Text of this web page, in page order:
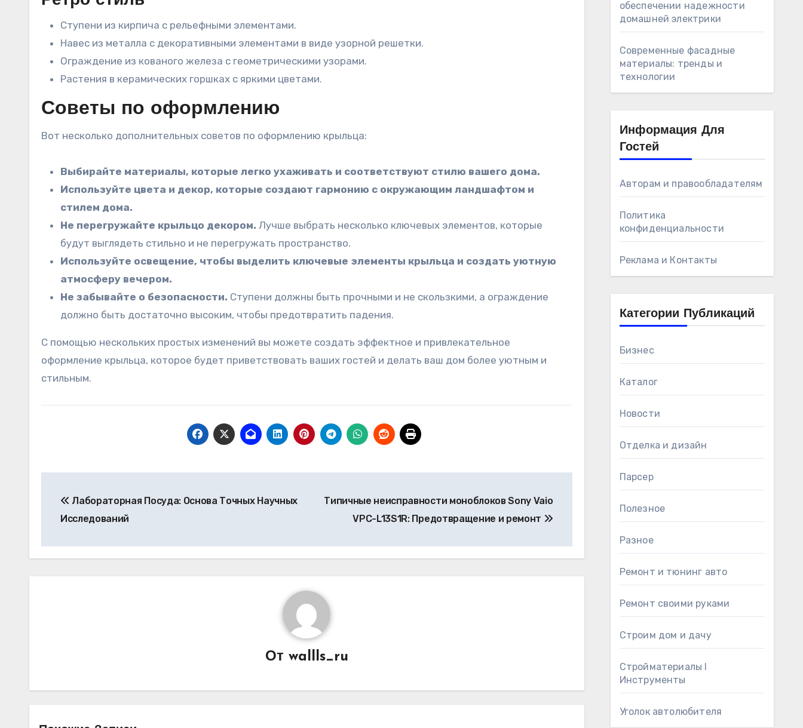
Ступени из кирпича с рельефными элементами.
Навес из металла с декоративными элементами в виде узорной решетки.
Ограждение из кованого железа с геометрическими узорами.
Растения в керамических горшках с яркими цветами.
Советы по оформлению
Вот несколько дополнительных советов по оформлению крыльца:
Выбирайте материалы, которые легко ухаживать и соответствуют стилю вашего дома.
Используйте цвета и декор, которые создают гармонию с окружающим ландшафтом и
стилем дома.
Не перегружайте крыльцо декором. Лучше выбрать несколько ключевых элементов, которые
будут выглядеть стильно и не перегружать пространство.
Используйте освещение, чтобы выделить ключевые элементы крыльца и создать уютную
атмосферу вечером.
Не забывайте о безопасности. Ступени должны быть прочными и не скользкими, а ограждение
должно быть достаточно высоким, чтобы предотвратить падения.
С помощью нескольких простых изменений вы можете создать эффектное и привлекательное
оформление крыльца, которое будет приветствовать ваших гостей и делать ваш дом более уютным и
стильным.
по
Лабораторная Посуда: Основа Точных Научных
Исследований
Типичные неисправности моноблоков Sony Vaio
VPC-L13S1R: Предотвращение и ремонт
От wallls_ru
обеспечении надежности
домашней электрики
Современные фасадные
материалы: тренды и
технологии
Информация Для
Гостей
Авторам и правообладателям
Политика
конфиденциальности
Реклама и Контакты
Категории Публикаций
Бизнес
Каталог
Новости
Отделка и дизайн
Парсер
Полезное
Разное
Ремонт и тюнинг авто
Ремонт своими руками
Строим дом и дачу
Стройматериалы l
Инструменты
Уголок автолюбителя